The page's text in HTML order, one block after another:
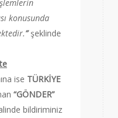
konusunda
”şeklinde
ise TÜRKİYE
“GÖNDER”
bildiriminiz